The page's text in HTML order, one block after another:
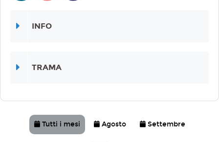
Tutti i mesi Agosto Settembre
INFO
TRAMA